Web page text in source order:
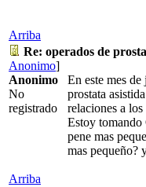
Arriba
Re: operados de
Anonimo]
Anonimo
No
registrado
En este mes
prostata
relaciones a
Estoy tomando
pene mas
mas pequeño?
Arriba